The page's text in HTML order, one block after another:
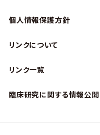
個人情報保護方針
リンクについて
リンク一覧
臨床研究に関する情報公開